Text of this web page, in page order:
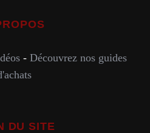
- Découvrez nos guides
DU SITE